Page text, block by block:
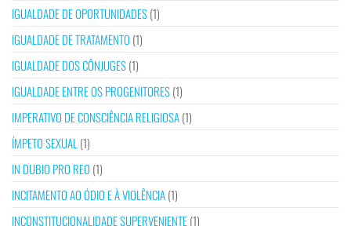
IGUALDADE DE OPORTUNIDADES(1)
IGUALDADE DE TRATAMENTO (1)
IGUALDADE DOS CÔNJUGES(1)
IGUALDADE ENTRE OS PROGENITORES(1)
IMPERATIVO DE CONSCIÊNCIA RELIGIOSA(1)
ÍMPETO SEXUAL (1)
IN DUBIO PRO REO (1)
INCITAMENTO AO ÓDIO E À VIOLÊNCIA(1)
INCONSTITUCIONALIDADE SUPERVENIENTE(1)